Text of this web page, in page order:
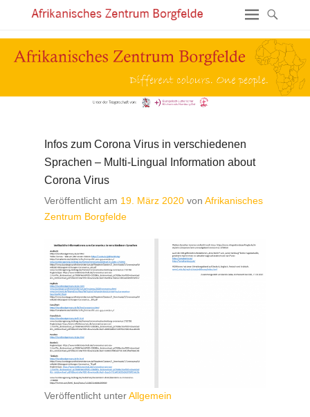
Infos zum Corona Virus in verschiedenen
Sprachen – Multi-Lingual Information about
Corona Virus
Veröffentlicht am 19. März 2020 von Afrikanisches
Zentrum Borgfelde
Veröffentlicht unterAllgemein